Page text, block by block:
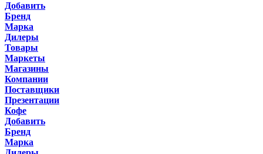
Добавить
Бренд
Марка
Дилеры
Товары
Маркеты
Магазины
Компании
Поставщики
Презентации
Кофе
Добавить
Бренд
Марка